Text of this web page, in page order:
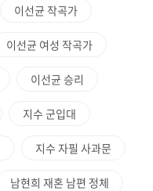
이선균 작곡가
이선균 여성 작곡가
이선균 승리
지수 군입대
지수 자필 사과문
남현희 재혼 남편 정체